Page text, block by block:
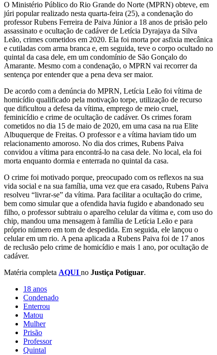
O Ministério Público do Rio Grande do Norte (MPRN) obteve, em
júri popular realizado nesta quarta-feira (25), a condenação do
professor Rubens Ferreira de Paiva Júnior a 18 anos de prisão pelo
assassinato e ocultação de cadáver de Letícia Dyrajaya da Silva
Leão, crimes cometidos em 2020. Ela foi morta por asfixia mecânica
e cutiladas com arma branca e, em seguida, teve o corpo ocultado no
quintal da casa dele, em um condomínio de São Gonçalo do
Amarante. Mesmo com a condenação, o MPRN vai recorrer da
sentença por entender que a pena deva ser maior.
De acordo com a denúncia do MPRN, Letícia Leão foi vítima de
homicídio qualificado pela motivação torpe, utilização de recurso
que dificultou a defesa da vítima, emprego de meio cruel,
feminicídio e crime de ocultação de cadáver. Os crimes foram
cometidos no dia 15 de maio de 2020, em uma casa na rua Elite
Albuquerque de Freitas. O professor e a vítima haviam tido um
relacionamento amoroso. No dia dos crimes, Rubens Paiva
convidou a vítima para encontrá-lo na casa dele. No local, ela foi
morta enquanto dormia e enterrada no quintal da casa.
O crime foi motivado porque, preocupado com os reflexos na sua
vida social e na sua família, uma vez que era casado, Rubens Paiva
resolveu “livrar-se” da vítima. Para facilitar a ocultação do crime,
bem como simular que a ofendida havia fugido e abandonado seu
filho, o professor subtraiu o aparelho celular da vítima e, com uso do
chip, mandou uma mensagem à família de Letícia Leão e para
próprio número em tom de despedida. Em seguida, ele lançou o
celular em um rio. A pena aplicada a Rubens Paiva foi de 17 anos
de reclusão pelo crime de homicídio e mais 1 ano, por ocultação de
cadáver.
Matéria completa AQUI no Justiça Potiguar.
18 anos
Condenado
Enterrou
Matou
Mulher
Prisão
Professor
Quintal